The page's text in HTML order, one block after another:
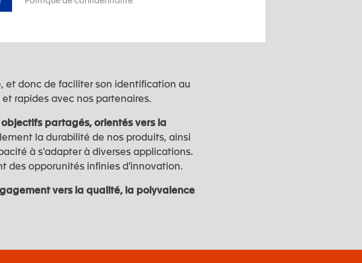
et donc de faciliter son identification au
rapides avec nos partenaires.
partagés, orientés vers la
la durabilité de nos produits, ainsi
à s'adapter à diverses applications.
des opporunités infinies d'innovation.
vers la qualité, la polyvalence